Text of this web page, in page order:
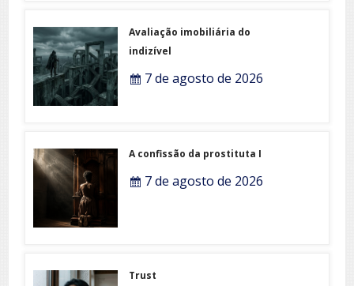
Avaliação imobiliária do
indizível
7 de agosto de 2026
A confissão da prostituta I
7 de agosto de 2026
Trust